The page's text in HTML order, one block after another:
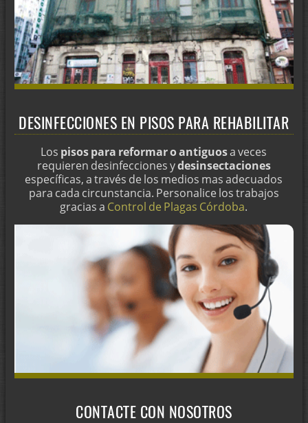
DESINFECCIONES EN PISOS PARA REHABILITAR
Los pisos para reformar o antiguosa veces
requieren desinfecciones ydesinsectaciones
específicas, a través de los medios mas adecuados
para cada circunstancia. Personalice los trabajos
gracias a Control de Plagas Córdoba.
CONTACTE CON NOSOTROS